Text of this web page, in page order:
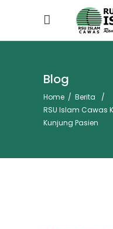
Blog
Home / Berita
/
RSU Islam Cawas
Kunjung Pasien